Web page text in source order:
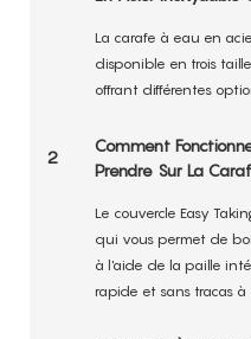
La carafe à eau en
disponible en trois
offrant différentes
2
Comment
Prendre Sur La
Le couvercle Easy
qui vous permet de
à l'aide de la paille
rapide et sans tracas à